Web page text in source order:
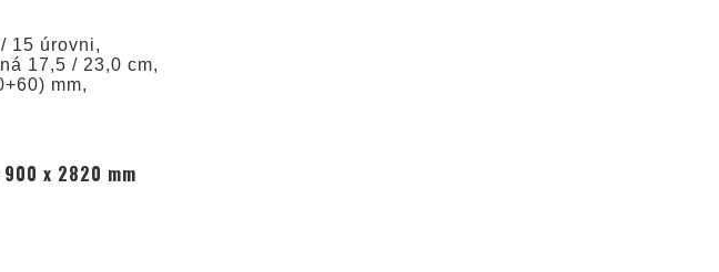
15 úrovni,
17,5 / 23,0 cm,
mm,
x 2820 mm